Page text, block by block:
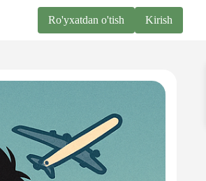
Ro'yxatdan o'tish Kirish